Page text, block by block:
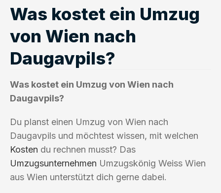
Was kostet ein Umzug
von Wien nach
Daugavpils?
Was kostet ein Umzug von Wien nach
Daugavpils?
Du planst einen Umzug von Wien nach
Daugavpils und möchtest wissen, mit welchen
Kosten du rechnen musst? Das
Umzugsunternehmen Umzugskönig Weiss Wien
aus Wien unterstützt dich gerne dabei.